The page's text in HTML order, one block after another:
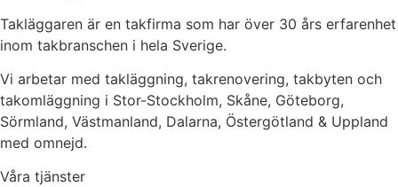
Takläggaren är en takfirma som har över 30 års erfarenhet
inom takbranschen i hela Sverige.
Vi arbetar med takläggning, takrenovering, takbyten och
takomläggning i Stor-Stockholm, Skåne, Göteborg,
Sörmland, Västmanland, Dalarna, Östergötland & Uppland
med omnejd.
Våra tjänster